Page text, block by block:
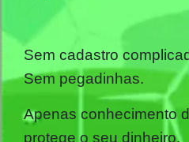
Sem cadastro
Sem pegadinhas.
Apenas conhecimento
protege o seu dinheiro.